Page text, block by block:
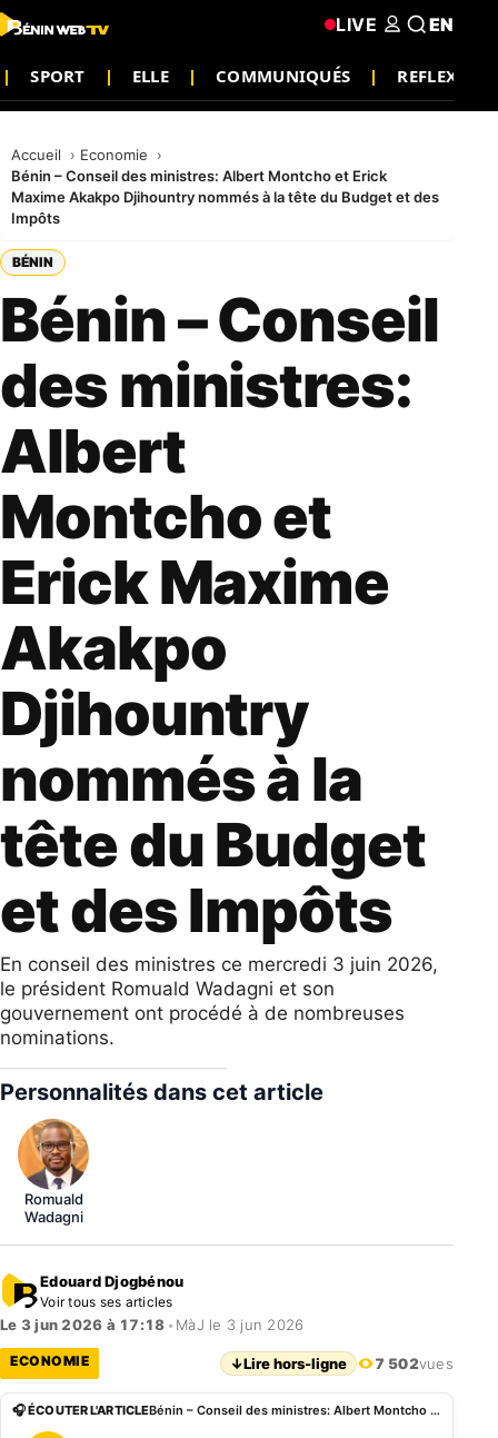
SPORT ELLE COMMUNIQUÉS REFLEXION
LIVE EN
Accueil
Economie
Bénin – Conseil des ministres: Albert Montcho et Erick
Maxime Akakpo Djihountry nommés à la tête du Budget et des
Impôts
BÉNIN
Bénin – Conseil
des ministres:
Albert
Montcho et
Erick Maxime
Akakpo
Djihountry
nommés à la
tête du Budget
et des Impôts
En conseil des ministres ce mercredi 3 juin 2026,
le président Romuald Wadagni et son
gouvernement ont procédé à de nombreuses
nominations.
Personnalités dans cet article
Romuald
Wadagni
Edouard Djogbénou
Voir tous ses articles
Le 3 jun 2026 à 17:18 • MàJ le 3 jun 2026
ECONOMIE ↓Lire hors-ligne 7 502vues
🎧 ÉCOUTER L'ARTICLE Bénin – Conseil des ministres: Albert Montcho et Erick Maxime Akakpo Djihountry nommés à la tête du Budget et des Impôts